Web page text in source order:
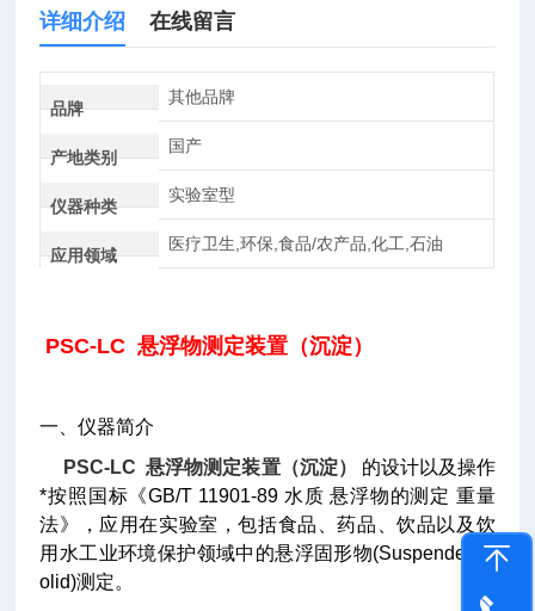
详细介绍 在线留言
品牌
其他品牌
产地类别
国产
仪器种类
实验室型
应用领域
医疗卫生,环保,食品/农产品,化工,石油
PSC-LC 悬浮物测定装置（沉淀）
一、仪器简介
PSC-LC 悬浮物测定装置（沉淀）
的设计以及操作
*按照国标《GB/T 11901-89 水质 悬浮物的测定 重量
法》，应用在实验室，包括食品、药品、饮品以及饮
用水工业环境保护领域中的悬浮固形物(Suspended S
olid)测定。